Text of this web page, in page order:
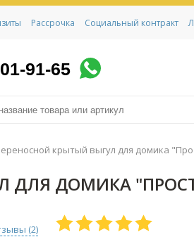
Рассрочка Социальный контракт
91-65
крытый выгул для домика
ДЛЯ ДОМИКА
(2)